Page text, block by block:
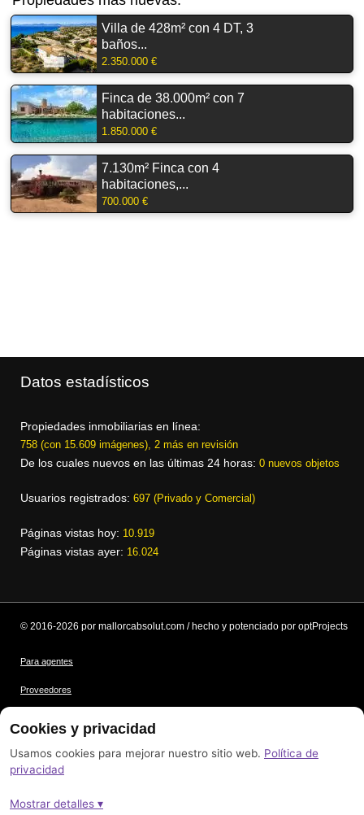
Villa de 428m² con 4 DT, 3
baños...
2.350.000 €
Finca de 38.000m² con 7
habitaciones...
1.850.000 €
7.130m² Finca con 4
habitaciones,...
700.000 €
Datos estadísticos
Propiedades inmobiliarias en línea:
758 (con 15.609 imágenes), 2 más en revisión
De los cuales nuevos en las últimas 24 horas: 0 nuevos objetos
Usuarios registrados: 697 (Privado y Comercial)
Páginas vistas hoy: 10.919
Páginas vistas ayer: 16.024
© 2016-2026 por mallorcabsolut.com / hecho y potenciado por optProjects
Para agentes
Proveedores
Créditos de las imágenes
Pie de imprenta
Cookies y privacidad
Usamos cookies para mejorar nuestro sitio web. Política de
privacidad
Mostrar detalles ▾